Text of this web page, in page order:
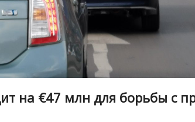
на €47 млн для борьбы с